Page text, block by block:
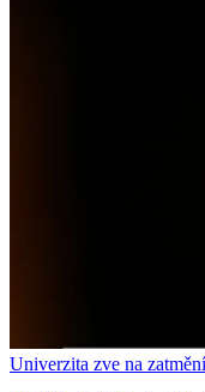
Univerzita zve na